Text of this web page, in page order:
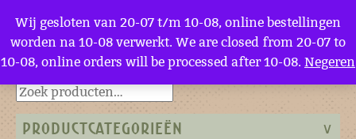
Terug naar de homepage
PRODUCTCATEGORIEËN
Wij gesloten van 20-07 t/m 10-08, online bestellingen
worden na 10-08 verwerkt. We are closed from 20-07 to
10-08, online orders will be processed after 10-08. Negeren